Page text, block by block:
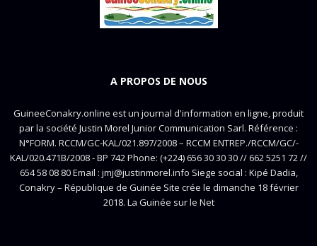
A PROPOS DE NOUS
GuineeConakry.online est un journal d'information en ligne, produit
par la société Justin Morel Junior Communication Sarl. Référence :
N°FORM. RCCM/GC-KAL/021.897/2008 – RCCM ENTREP./RCCM/GC/-
KAL/020.471B/2008 - BP 742 Phone: (+224) 656 30 30 30 // 662 5251 72 //
654 58 08 80 Email : jmj@justinmorel.info Siege social : Kipé Dadia,
Conakry – République de Guinée Site crée le dimanche 18 février
2018. La Guinée sur le Net